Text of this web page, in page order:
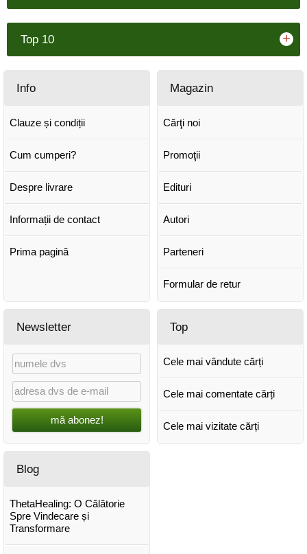
Top 10 +
Info
Clauze și condiții
Cum cumperi?
Despre livrare
Informații de contact
Prima pagină
Magazin
Cărţi noi
Promoţii
Edituri
Autori
Parteneri
Formular de retur
Newsletter
mă abonez!
Top
Cele mai vândute cărți
Cele mai comentate cărți
Cele mai vizitate cărți
Blog
ThetaHealing: O Călătorie
Spre Vindecare și
Transformare